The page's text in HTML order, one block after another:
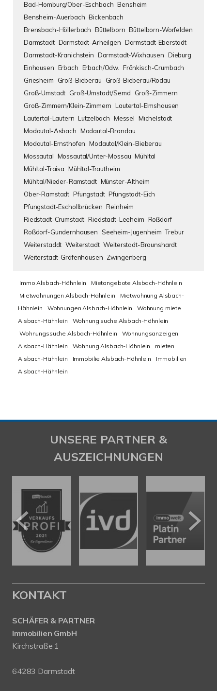
Bad-Homburg/Ober-Eschbach Bensheim
Bensheim-Auerbach Bickenbach
Brensbach-Höllerbach Büttelborn Büttelborn-Worfelden
Darmstadt Darmstadt-Arheilgen Darmstadt-Eberstadt
Darmstadt-Kranichstein Darmstadt-Wixhausen Dieburg
Einhausen Erbach Erbach/Odw.
Fränkisch-Crumbach
Griesheim
Groß-Bieberau
Groß-Bieberau/Rodau
Groß-Umstadt Groß-Umstadt/Semd
Groß-Zimmern
Groß-Zimmern/Klein-Zimmern Lautertal-Elmshausen
Lautertal-Lautern Lützelbach Messel Michelstadt
Modautal-Asbach Modautal-Brandau
Modautal-Ernsthofen Modautal/Klein-Bieberau
Mossautal Mossautal/Unter-Mossau Mühltal
Mühltal-Traisa Mühltal-Trautheim
Mühltal/Nieder-Ramstadt Münster-Altheim
Ober-Ramstadt Pfungstadt Pfungstadt-Eich
Pfungstadt-Eschollbrücken Reinheim
Riedstadt-Crumstadt Riedstadt-Leeheim Roßdorf
Roßdorf-Gundernhausen Seeheim-Jugenheim Trebur
Weiterstaddt Weiterstadt Weiterstadt-Braunshardt
Weiterstadt-Gräfenhausen Zwingenberg
Immo Alsbach-Hähnlein
Mietangebote Alsbach-Hähnlein
Mietwohnungen Alsbach-Hähnlein
Mietwohnung Alsbach-
Hähnlein
Wohnungen Alsbach-Hähnlein
Wohnung miete
Alsbach-Hähnlein
Wohnung suche Alsbach-Hähnlein
Wohnungssuche Alsbach-Hähnlein
Wohnungsanzeigen
Alsbach-Hähnlein
Wohnung Alsbach-Hähnlein
mieten
Alsbach-Hähnlein
Immobilie Alsbach-Hähnlein
Immobilien
Alsbach-Hähnlein
UNSERE PARTNER &
AUSZEICHNUNGEN
KONTAKT
SCHÄFER & PARTNER
Immobilien GmbH
Kirchstraße 1
64283 Darmstadt